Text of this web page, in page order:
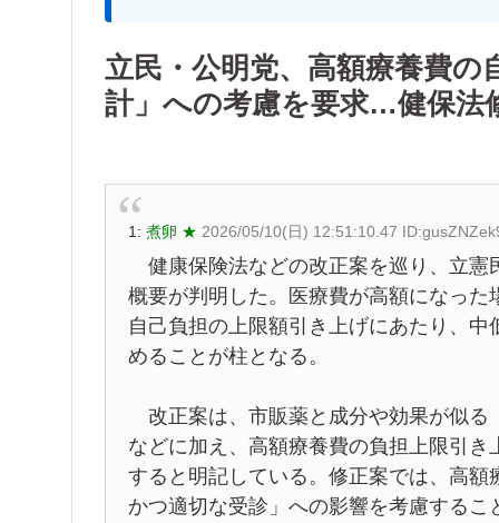
立民・公明党、高額療養費の
計」への考慮を要求…健保法
1: 煮卵 ★ 2026/05/10(日) 12:51:10.47
健康保険法などの改正案を巡り、立憲
概要が判明した。医療費が高額になっ
自己負担の上限額引き上げにあたり、
めることが柱となる。
改正案は、市販薬と成分や効果が似る
などに加え、高額療養費の負担上限引
すると明記している。修正案では、高
かつ適切な受診」への影響を考慮する